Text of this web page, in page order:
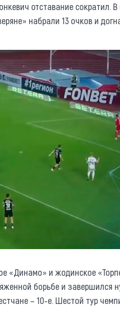
отставание сократил.
набрали 13 очков и
«Динамо» и жодинское
борьбе и завершился
– 10-е. Шестой тур